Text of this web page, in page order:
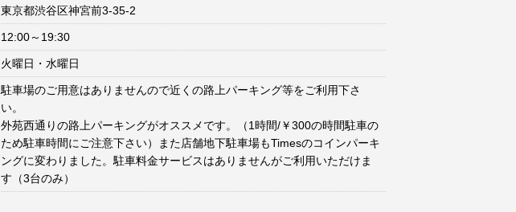
東京都渋谷区神宮前3-35-2
12:00～19:30
火曜日・水曜日
駐車場のご用意はありませんので近くの路上パーキング等をご利用下さ
い。
外苑西通りの路上パーキングがオススメです。（1時間/￥300の時間駐車の
ため駐車時間にご注意下さい）また店舗地下駐車場もTimesのコインパーキ
ングに変わりました。駐車料金サービスはありませんがご利用いただけま
す（3台のみ）